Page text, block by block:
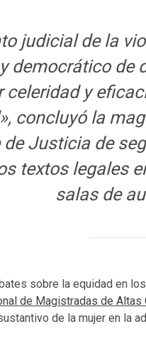
judicial de la
democrático de
celeridad y
concluyó la
de Justicia de
textos legales
salas de
sobre la equidad en
de Magistradas de
de la mujer en la